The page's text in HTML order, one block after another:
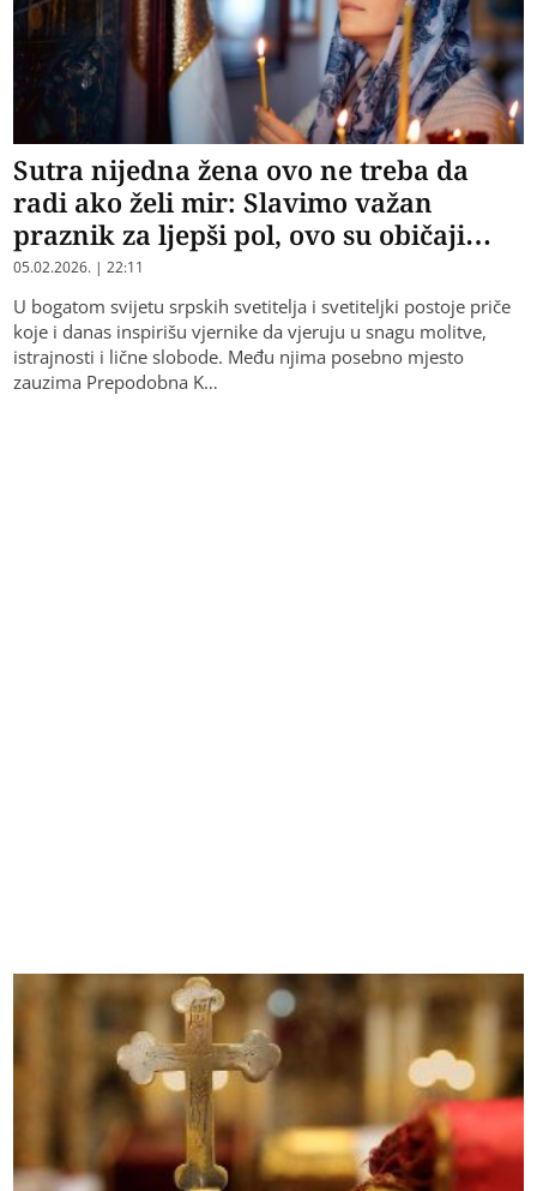
Sutra nijedna žena ovo ne treba da
radi ako želi mir: Slavimo važan
praznik za ljepši pol, ovo su običaji…
05.02.2026. | 22:11
U bogatom svijetu srpskih svetitelja i svetiteljki postoje priče
koje i danas inspirišu vjernike da vjeruju u snagu molitve,
istrajnosti i lične slobode. Među njima posebno mjesto
zauzima Prepodobna K…